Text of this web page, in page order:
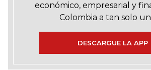
económico, empresarial y
Colombia a tan solo
DESCARGUE LA APP